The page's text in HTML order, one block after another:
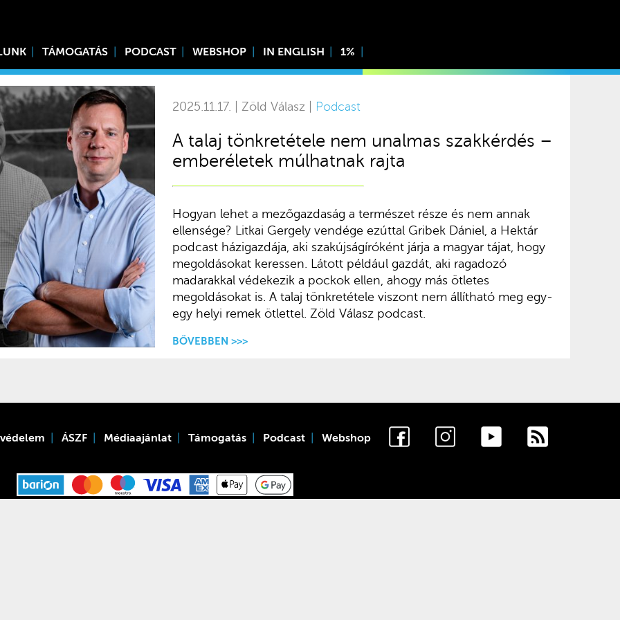
TÁMOGATÁS PODCAST WEBSHOP IN ENGLISH 1%
2025.11.17. | Zöld Válasz | Podcast
A talaj tönkretétele nem unalmas szakkérdés –
emberéletek múlhatnak rajta
Hogyan lehet a mezőgazdaság a természet része és nem annak
ellensége? Litkai Gergely vendége ezúttal Gribek Dániel, a Hektár
podcast házigazdája, aki szakújságíróként járja a magyar tájat, hogy
megoldásokat keressen. Látott például gazdát, aki ragadozó
madarakkal védekezik a pockok ellen, ahogy más ötletes
megoldásokat is. A talaj tönkretétele viszont nem állítható meg egy-
egy helyi remek ötlettel. Zöld Válasz podcast.
BŐVEBBEN >>>
ÁSZF Médiaajánlat Támogatás Podcast Webshop